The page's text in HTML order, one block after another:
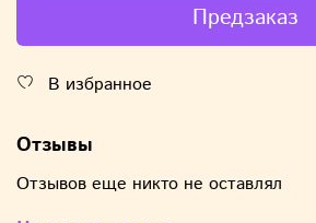
Предзаказ
В избранное
Отзывы
Отзывов еще никто не оставлял